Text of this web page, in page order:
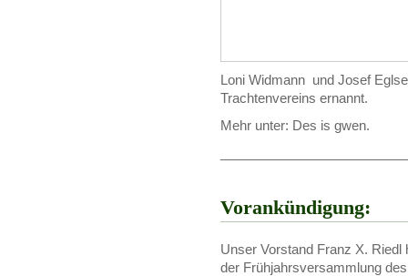
Loni Widmann und Josef
Trachtenvereins ernannt.
Mehr unter: Des is gwen.
Vorankündigung:
Unser Vorstand Franz X.
der Frühjahrsversammlung